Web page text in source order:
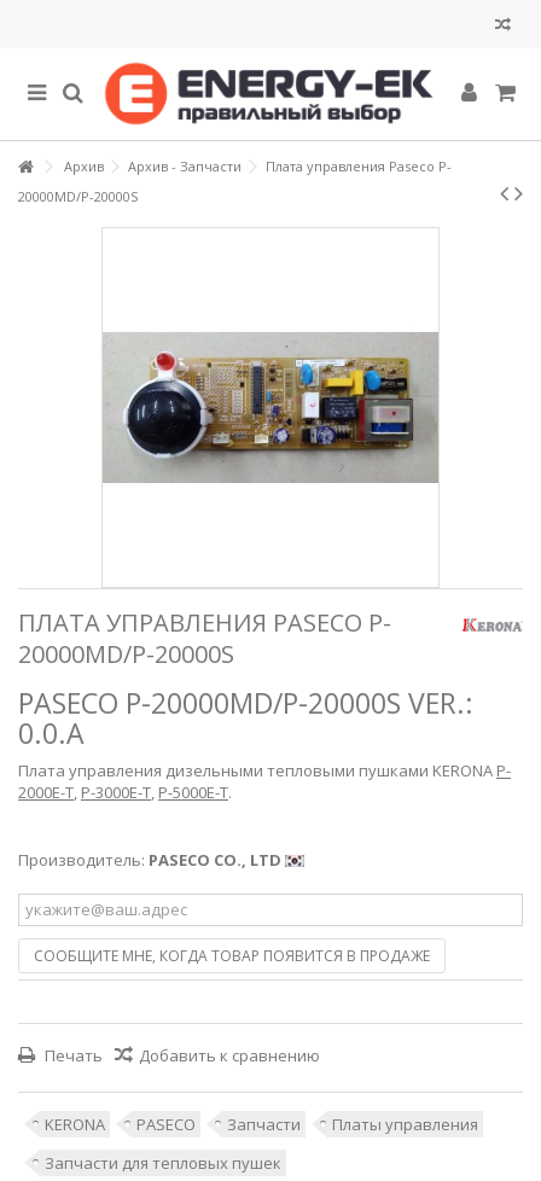
Архив Архив - Запчасти
Плата управления Paseco P-
20000MD/P-20000S
ПЛАТА УПРАВЛЕНИЯ PASECO P-
20000MD/P-20000S
PASECO P-20000MD/P-20000S VER.:
0.0.A
Плата управления дизельными тепловыми пушками KERONA P-
2000E-T, P-3000E-T, P-5000E-T.
Производитель: PASECO CO., LTD
СООБЩИТЕ МНЕ, КОГДА ТОВАР ПОЯВИТСЯ В ПРОДАЖЕ
Печать Добавить к сравнению
KERONA PASECO Запчасти
Платы управления
Запчасти для тепловых пушек